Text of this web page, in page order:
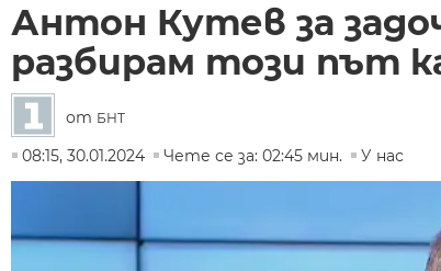
Антон Кутев за
разбирам този път
от БНТ
08:15, 30.01.2024
Чете се за: 02:45 мин. У нас